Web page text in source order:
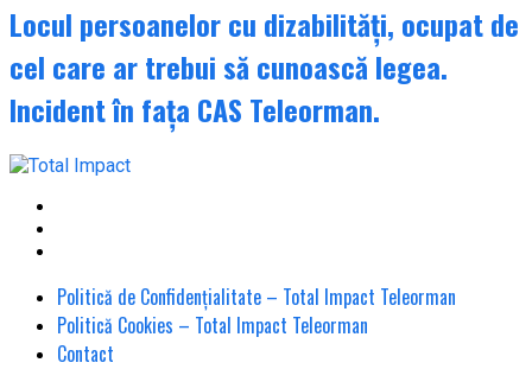
Locul persoanelor cu dizabilități, ocupat de
cel care ar trebui să cunoască legea.
Incident în fața CAS Teleorman.
Politică de Confidențialitate – Total Impact Teleorman
Politică Cookies – Total Impact Teleorman
Contact